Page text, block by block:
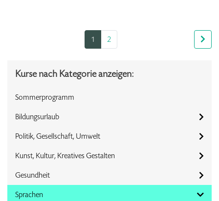
1 2
Kurse nach Kategorie anzeigen:
Sommerprogramm
Bildungsurlaub
Politik, Gesellschaft, Umwelt
Kunst, Kultur, Kreatives Gestalten
Gesundheit
Sprachen